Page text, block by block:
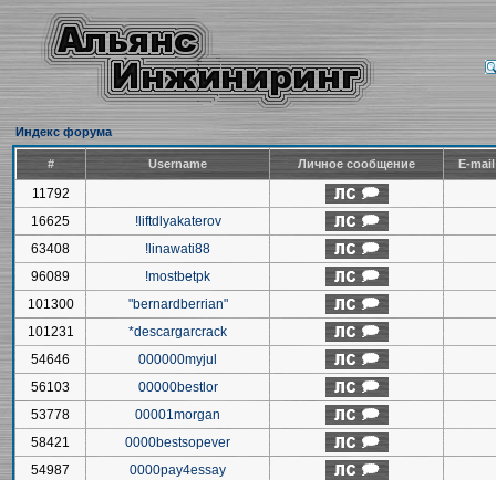
Индекс форума
# Username Личное сообщение E-
11792
16625
!liftdlyakaterov
63408
!linawati88
96089
!mostbetpk
101300
"bernardberrian"
101231
*descargarcrack
54646
000000myjul
56103
00000bestlor
53778
00001morgan
58421
0000bestsopever
54987
0000pay4essay